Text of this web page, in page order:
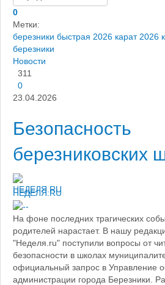
0
Метки:
березники быстрая 2026 карат 2026
березники
Новости
311
0
23.04.2026
Безопасность
березниковских
НЕДЕЛЯ.RU
На фоне последних трагических
родителей нарастает. В нашу
"Неделя.ru" поступили вопросы от
безопасности в школах
официальный запрос в Управление
администрации города Березники.